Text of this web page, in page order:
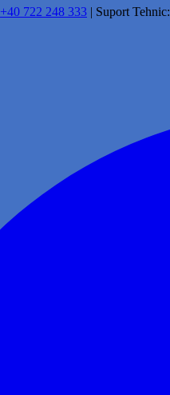
+40 722 248 333 | Suport Tehnic: